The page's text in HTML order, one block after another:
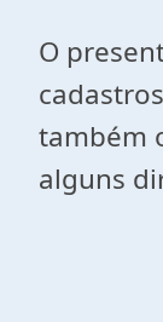
O
também
alguns